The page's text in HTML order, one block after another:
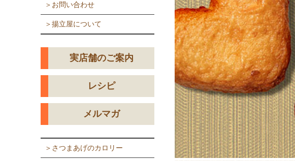
＞お問い合わせ
＞揚立屋について
実店舗のご案内
レシピ
メルマガ
＞さつまあげのカロリー